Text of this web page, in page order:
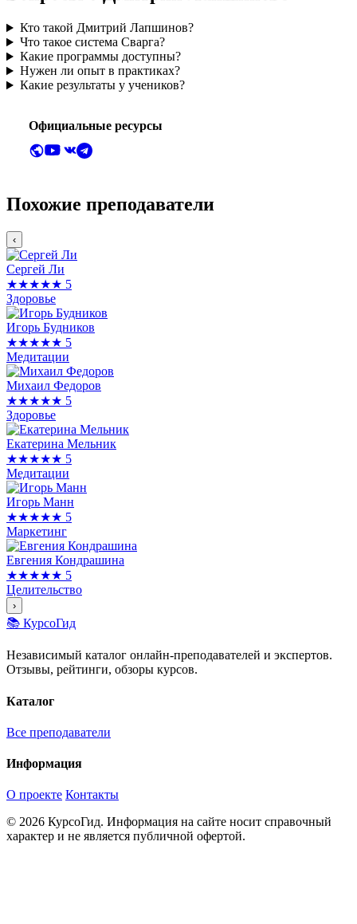
Кто такой Дмитрий Лапшинов?
Что такое система Сварга?
Какие программы доступны?
Нужен ли опыт в практиках?
Какие результаты у учеников?
Официальные ресурсы
Похожие преподаватели
‹
Сергей Ли
★★★★★ 5
Здоровье
Игорь Будников
★★★★★ 5
Медитации
Михаил Федоров
★★★★★ 5
Здоровье
Екатерина Мельник
★★★★★ 5
Медитации
Игорь Манн
★★★★★ 5
Маркетинг
Евгения Кондрашина
★★★★★ 5
Целительство
›
📚 КурсоГид
Независимый каталог онлайн-преподавателей и экспертов.
Отзывы, рейтинги, обзоры курсов.
Каталог
Все преподаватели
Информация
О проекте Контакты
© 2026 КурсоГид. Информация на сайте носит справочный
характер и не является публичной офертой.